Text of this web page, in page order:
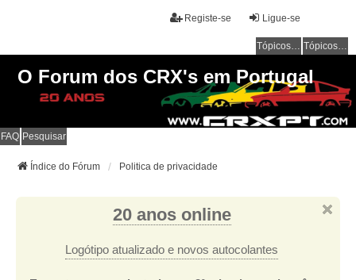
Ligue-se
Registe-se
Tópicos sem resposta Tópicos ativos
O Forum dos CRX's em Portugal
FAQ Pesquisar
Índice do Fórum Politica de privacidade
20 anos online
Logótipo atualizado e novos autocolantes